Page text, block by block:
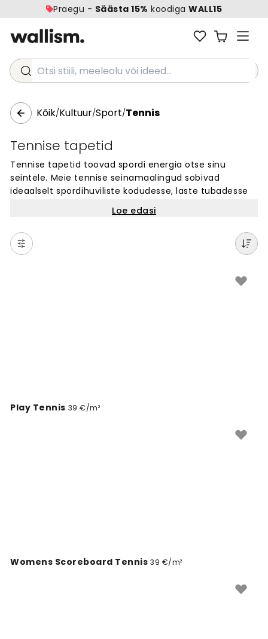
Praegu - Säästa 15% koodiga WALL15
Otsi stiili, meeleolu või ideed...
Kõik/Kultuur/Sport/Tennis
Tennise tapetid
Tennise tapetid toovad spordi energia otse sinu
seintele. Meie tennise seinamaalingud sobivad
ideaalselt spordihuviliste kodudesse, laste tubadesse
või treeningsaalidesse. Vali tenniseväljakute, rekettide
ja pallidega motiividest või dünaamilistest
mängustseenidest. Iga tapeedi saab tellida täpselt
sinu seina mõõtu. Lihtne paigaldada ja täiuslik viis
näidata oma armastust tennise vastu. Tutvu meie
Loe edasi
Play Tennis 39 €/m²
Womens Scoreboard Tennis 39 €/m²